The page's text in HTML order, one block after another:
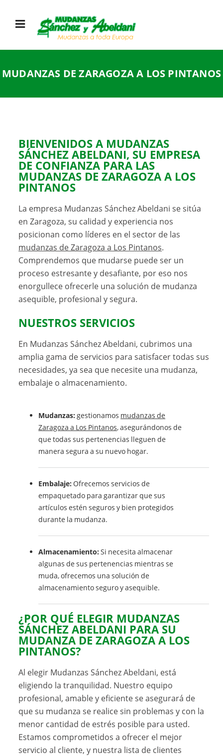
MUDANZAS DE ZARAGOZA A LOS PINTANOS
BIENVENIDOS A MUDANZAS
SÁNCHEZ ABELDANI, SU EMPRESA
DE CONFIANZA PARA LAS
MUDANZAS DE ZARAGOZA A LOS
PINTANOS
La empresa Mudanzas Sánchez Abeldani se sitúa
en Zaragoza, su calidad y experiencia nos
posicionan como líderes en el sector de las
mudanzas de Zaragoza a Los Pintanos.
Comprendemos que mudarse puede ser un
proceso estresante y desafiante, por eso nos
enorgullece ofrecerle una solución de mudanza
asequible, profesional y segura.
NUESTROS SERVICIOS
En Mudanzas Sánchez Abeldani, cubrimos una
amplia gama de servicios para satisfacer todas sus
necesidades, ya sea que necesite una mudanza,
embalaje o almacenamiento.
Mudanzas: gestionamos mudanzas de
Zaragoza a Los Pintanos, asegurándonos de
que todas sus pertenencias lleguen de
manera segura a su nuevo hogar.
Embalaje: Ofrecemos servicios de
empaquetado para garantizar que sus
artículos estén seguros y bien protegidos
durante la mudanza.
Almacenamiento: Si necesita almacenar
algunas de sus pertenencias mientras se
muda, ofrecemos una solución de
almacenamiento seguro y asequible.
¿POR QUÉ ELEGIR MUDANZAS
SÁNCHEZ ABELDANI PARA SU
MUDANZA DE ZARAGOZA A LOS
PINTANOS?
Al elegir Mudanzas Sánchez Abeldani, está
eligiendo la tranquilidad. Nuestro equipo
profesional, amable y eficiente se asegurará de
que su mudanza se realice sin problemas y con la
menor cantidad de estrés posible para usted.
Estamos comprometidos a ofrecer el mejor
servicio al cliente, y nuestra lista de clientes